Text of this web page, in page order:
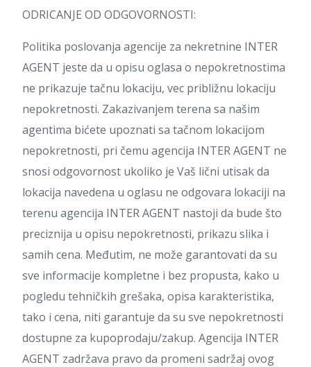
ODRICANJE OD ODGOVORNOSTI:
Politika poslovanja agencije za nekretnine INTER
AGENT jeste da u opisu oglasa o nepokretnostima
ne prikazuje tačnu lokaciju, vec približnu lokaciju
nepokretnosti. Zakazivanjem terena sa našim
agentima bićete upoznati sa tačnom lokacijom
nepokretnosti, pri čemu agencija INTER AGENT ne
snosi odgovornost ukoliko je Vaš lični utisak da
lokacija navedena u oglasu ne odgovara lokaciji na
terenu agencija INTER AGENT nastoji da bude što
preciznija u opisu nepokretnosti, prikazu slika i
samih cena. Međutim, ne može garantovati da su
sve informacije kompletne i bez propusta, kako u
pogledu tehničkih grešaka, opisa karakteristika,
tako i cena, niti garantuje da su sve nepokretnosti
dostupne za kupoprodaju/zakup. Agencija INTER
AGENT zadržava pravo da promeni sadržaj ovog